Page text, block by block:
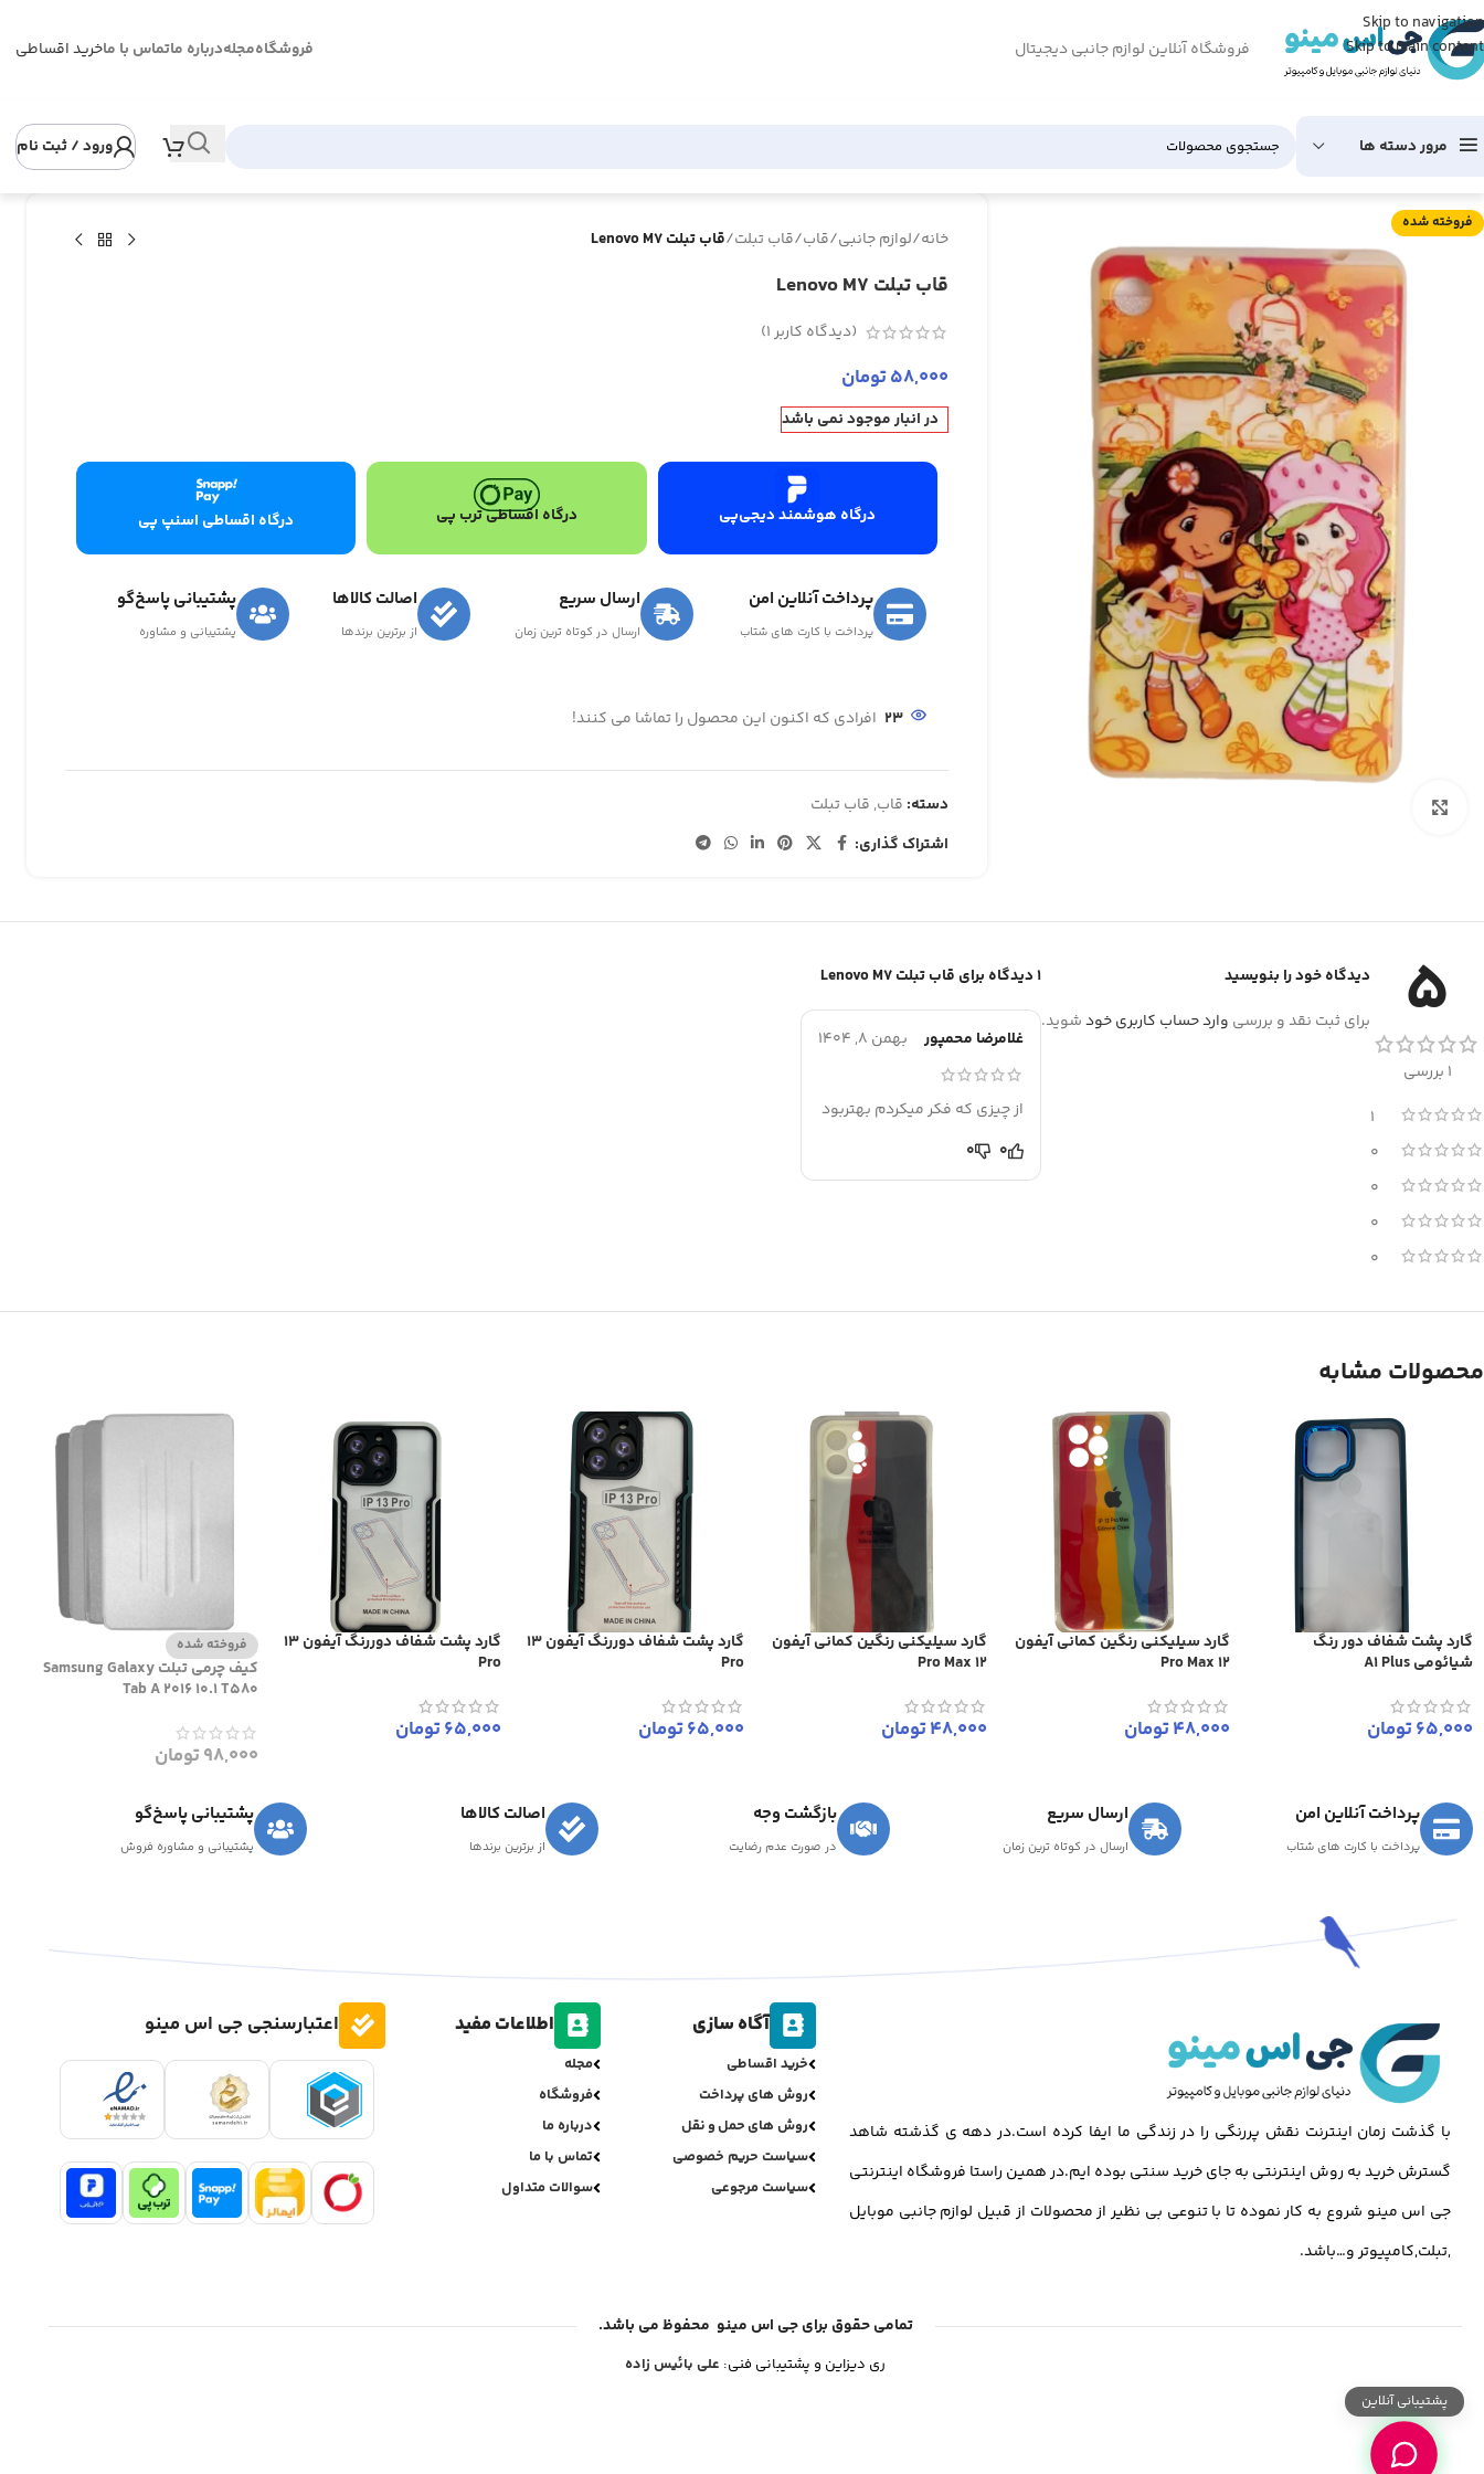
Skip to navigation
Skip to main content
فروشگاه آنلاین لوازم جانبی دیجیتال فروشگاهمجلهدرباره ماتماس با ماخرید اقساطی
مرور دسته ها ورود / ثبت نام
فروخته شده
خانه/لوازم جانبی/قاب/قاب تبلت/قاب تبلت Lenovo M7
قاب تبلت Lenovo M7
(دیدگاه کاربر1
)
58,000تومان
در انبار موجود نمی باشد
درگاه هوشمند دیجی‌پی درگاه اقساطی ترب پی درگاه اقساطی اسنپ پی
پرداخت آنلاین امن
پرداخت با کارت های شتاب
ارسال سریع
ارسال در کوتاه ترین زمان
اصالت کالاها
از برترین برندها
پشتیبانی پاسخ‌گو
پشتیبانی و مشاوره
23 افرادی که اکنون این محصول را تماشا می کنند!
دسته: قاب, قاب تبلت
اشتراک گذاری:
5
1 بررسی
1
0
0
0
0
1 دیدگاه برای قاب تبلت Lenovo M7
غلامرضا محمپور بهمن 8, 1404
از چیزی که فکر میکردم بهتر‌بود
0
0
دیدگاه خود را بنویسید
برای ثبت نقد و بررسی وارد حساب کاربری خودشوید.
محصولات مشابه
گارد پشت شفاف دور رنگ
شیائومی A1 Plus
65,000تومان
گارد سیلیکنی رنگین کمانی آیفون
12 Pro Max
48,000تومان
گارد سیلیکنی رنگین کمانی آیفون
12 Pro Max
48,000تومان
گارد پشت شفاف دوررنگ آیفون 13
Pro
65,000تومان
گارد پشت شفاف دوررنگ آیفون 13
Pro
65,000تومان
فروخته شده
کیف چرمی تبلت Samsung Galaxy
Tab A 2016 10.1 T580
98,000تومان
پرداخت آنلاین امن
پرداخت با کارت های شتاب
ارسال سریع
ارسال در کوتاه ترین زمان
بازگشت وجه
در صورت عدم رضایت
اصالت کالاها
از برترین برندها
پشتیبانی پاسخ‌گو
پشتیبانی و مشاوره فروش
با گذشت زمان اینترنت نقش پررنگی را در زندگی ما ایفا کرده است.در دهه ی گذشته شاهد
گسترش خرید به روش اینترنتی به جای خرید سنتی بوده ایم.در همین راستا فروشگاه اینترنتی
جی اس مینو شروع به کار نموده تا با تنوعی بی نظیر از محصولات از قبیل لوازم جانبی موبایل
,تبلت,کامپیوتر و…باشد.
آگاه سازی
خرید اقساطی
روش های پرداخت
روش های حمل و نقل
سیاست حریم خصوصی
سیاست مرجوعی
اطلاعات مفید
مجله
فروشگاه
درباره ما
تماس با ما
سوالات متداول
اعتبارسنجی جی اس مینو
تمامی حقوق برای جی اس مینو محفوظ می باشد.
ری دیزاین و پشتیبانی فنی: علی بائیس زاده
پشتیبانی آنلاین